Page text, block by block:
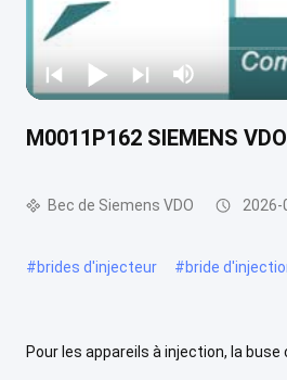
M0011P162 SIEMENS
Bec de Siemens VDO 2026-
#brides d'injecteur #bride
Pour les appareils à injection, la